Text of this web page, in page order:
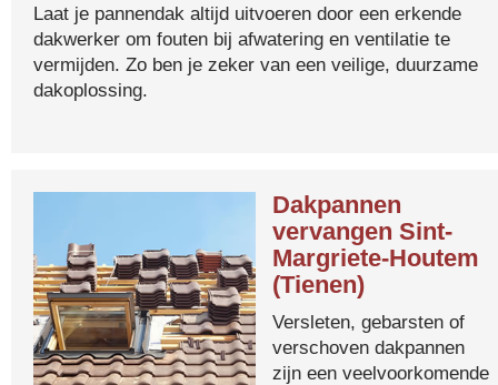
Laat je pannendak altijd uitvoeren door een erkende
dakwerker om fouten bij afwatering en ventilatie te
vermijden. Zo ben je zeker van een veilige, duurzame
dakoplossing.
Dakpannen
vervangen Sint-
Margriete-Houtem
(Tienen)
Versleten, gebarsten of
verschoven dakpannen
zijn een veelvoorkomende